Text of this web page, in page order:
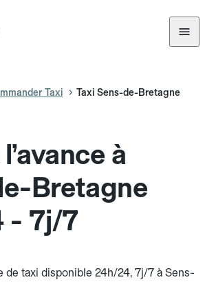
Taxi Taxi Sens-de-Bretagne
à
Bretagne
- 7j/7
de taxi disponible 24h/24, 7j/7 à Sens-